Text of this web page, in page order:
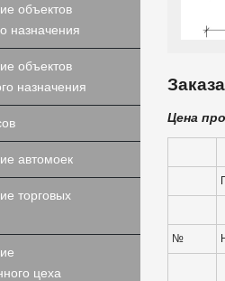
объектов
назначения
объектов
назначения
автомоек
торговых
цеха
Цена
№